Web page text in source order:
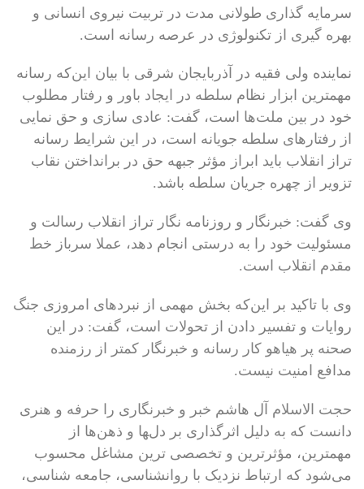
سرمایه گذاری طولانی مدت در تربیت نیروی انسانی و
بهره گیری از تکنولوژی در عرصه رسانه است.
نماینده ولی فقیه در آذربایجان شرقی با بیان این‌که رسانه
مهمترین ابزار نظام سلطه در ایجاد باور و رفتار مطلوب
خود در بین ملت‌ها است، گفت: عادی سازی و حق نمایی
از رفتارهای سلطه جویانه است، در این شرایط رسانه
تراز انقلاب باید ابراز مؤثر جبهه حق در برانداختن نقاب
تزویر از چهره جریان سلطه باشد.
وی گفت: خبرنگار و روزنامه نگار تراز انقلاب رسالت و
مسئولیت خود را به درستی انجام دهد، عملا سرباز خط
مقدم انقلاب است.
وی با تاکید بر این‌که بخش مهمی از نبردهای امروزی جنگ
روایات و تفسیر دادن از تحولات است، گفت: در این
صحنه پر هیاهو کار رسانه و خبرنگار کمتر از رزمنده
مدافع امنیت نیست.
حجت الاسلام آل هاشم خبر و خبرنگاری را حرفه و هنری
دانست که به دلیل اثرگذاری بر دل‌‍ها و ذهن‌ها از
مهمترین، مؤثرترین و تخصصی ترین مشاغل محسوب
می‌شود که ارتباط نزدیک با روانشناسی، جامعه شناسی،